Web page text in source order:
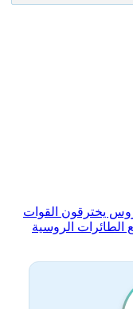
يخترقون القوات
الطائرات الروسية